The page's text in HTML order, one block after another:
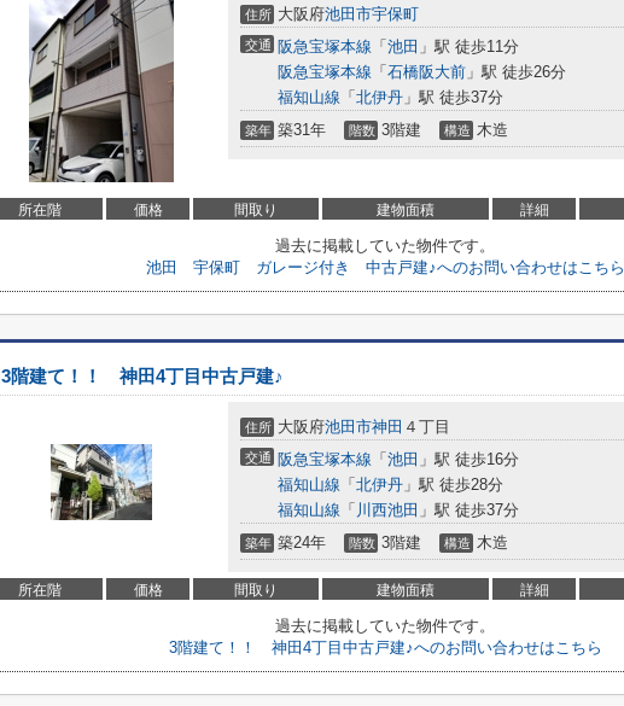
住所 大阪府池田市宇保町
交通 阪急宝塚本線 「 池田 」駅 徒歩11分
阪急宝塚本線 「 石橋阪大前 」駅 徒歩26分
福知山線 「 北伊丹 」駅 徒歩37分
築年 築31年 階数 3階建 構造 木造
所在階 価格 間取り 建物面積 詳細
過去に掲載していた物件です。
池田 宇保町 ガレージ付き 中古戸建♪へのお問い合わせはこちら
3階建て！！ 神田4丁目中古戸建♪
住所 大阪府池田市神田 ４丁目
交通 阪急宝塚本線 「 池田 」駅 徒歩16分
福知山線 「 北伊丹 」駅 徒歩28分
福知山線 「 川西池田 」駅 徒歩37分
築年 築24年 階数 3階建 構造 木造
所在階 価格 間取り 建物面積 詳細
過去に掲載していた物件です。
3階建て！！ 神田4丁目中古戸建♪へのお問い合わせはこちら